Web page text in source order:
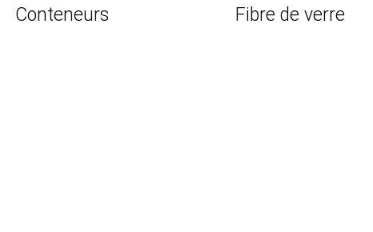
Conteneurs Fibre de verre